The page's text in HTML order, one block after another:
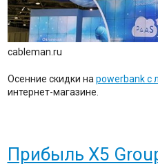
cableman.ru
Осенние скидки наpowerbank с
интернет-магазине.
Прибыль X5